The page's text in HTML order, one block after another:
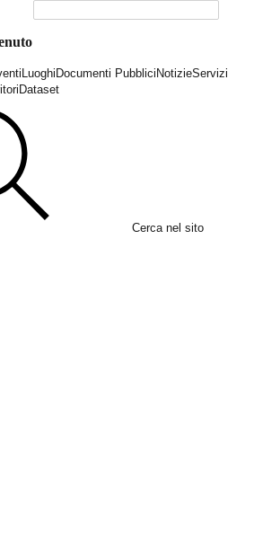
Luoghi Documenti Pubblici NotizieServizi
Dataset
Cerca nel sito